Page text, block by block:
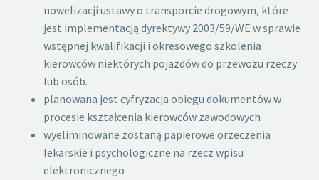
nowelizacji ustawy o transporcie drogowym, które
jest implementacją dyrektywy 2003/59/WE w sprawie
wstępnej kwalifikacji i okresowego szkolenia
kierowców niektórych pojazdów do przewozu rzeczy
lub osób.
planowana jest cyfryzacja obiegu dokumentów w
procesie kształcenia kierowców zawodowych
wyeliminowane zostaną papierowe orzeczenia
lekarskie i psychologiczne na rzecz wpisu
elektronicznego